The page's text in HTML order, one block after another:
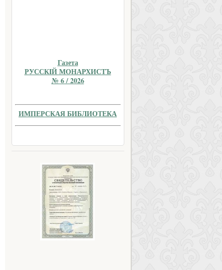
Газета
РУССКIЙ МОНАРХИСТЪ
№ 6 / 2026
ИМПЕРСКАЯ БИБЛИОТЕКА